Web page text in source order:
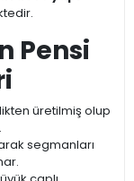
Pensi
üretilmiş olup
segmanları